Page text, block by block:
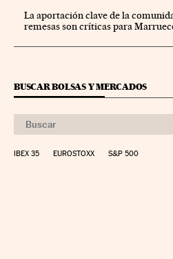
La aportación clave de la
remesas son críticas para
BUSCAR BOLSAS Y MERCADOS
IBEX 35 EUROSTOXX S&P 500